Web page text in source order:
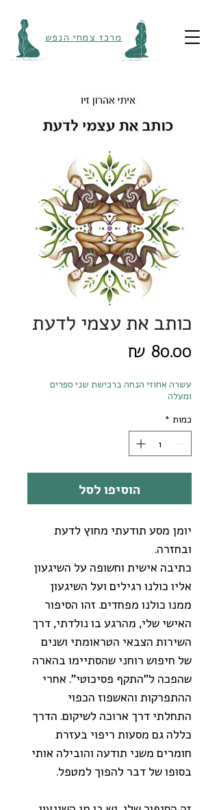
מרכז צמחי הנפש
כותב את עצמי לדעת
עשרה אחוזי הנחה ברכישת שני ספרים
ומעלה
כמות *
הוסיפו לסל
יומן מסע תודעתי מחוץ לדעת
ובחזרה.
כתיבה אישית וחשופה על השיגעון
אליו כולנו רגילים ועל השיגעון
ממנו כולנו מפחדים. זהו הסיפור
האישי שלי, מהרגע בו נולדתי, דרך
השירות הצבאי הטראומתי ושנים
של חיפוש רוחני שהסתיימו בהארה
שהפכה ל"התקף פסיכוטי". אחרי
ההתפרקות והאשפוז הכפוי
התחלתי דרך ארוכה לשיקום. הדרך
כללה גם מסעות ריפוי בעזרת
חומרים משני תודעה והובילה אותי
בסופו של דבר להפוך למטפל.